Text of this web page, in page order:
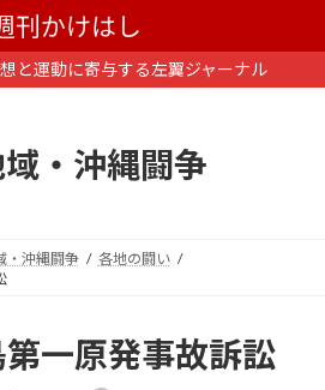
と運動に寄与する左翼ジャーナル
・沖縄闘争
・沖縄闘争
各地の闘い
一原発事故訴訟